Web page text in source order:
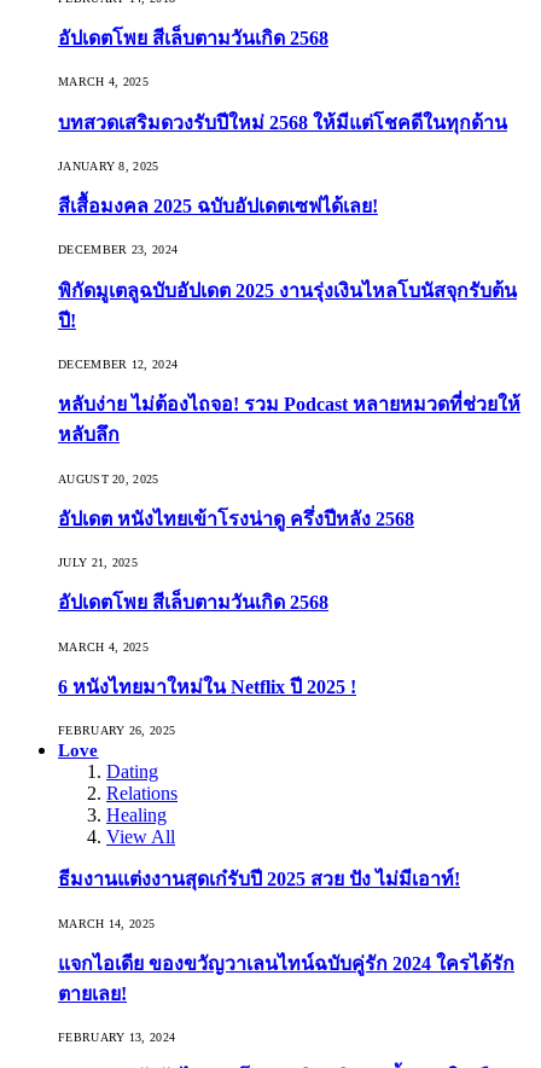
อัปเดตโพย สีเล็บตามวันเกิด 2568
MARCH 4, 2025
บทสวดเสริมดวงรับปีใหม่ 2568 ให้มีแต่โชคดีในทุกด้าน
JANUARY 8, 2025
สีเสื้อมงคล 2025 ฉบับอัปเดตเซฟได้เลย!
DECEMBER 23, 2024
พิกัดมูเตลูฉบับอัปเดต 2025 งานรุ่งเงินไหลโบนัสจุกรับต้น
ปี!
DECEMBER 12, 2024
หลับง่าย ไม่ต้องไถจอ! รวม Podcast หลายหมวดที่ช่วยให้
หลับลึก
AUGUST 20, 2025
อัปเดต หนังไทยเข้าโรงน่าดู ครึ่งปีหลัง 2568
JULY 21, 2025
อัปเดตโพย สีเล็บตามวันเกิด 2568
MARCH 4, 2025
6 หนังไทยมาใหม่ใน Netflix ปี 2025 !
FEBRUARY 26, 2025
Love
Dating
Relations
Healing
View All
ธีมงานแต่งงานสุดเก๋รับปี 2025 สวย ปัง ไม่มีเอาท์!
MARCH 14, 2025
แจกไอเดีย ของขวัญวาเลนไทน์ฉบับคู่รัก 2024 ใครได้รัก
ตายเลย!
FEBRUARY 13, 2024